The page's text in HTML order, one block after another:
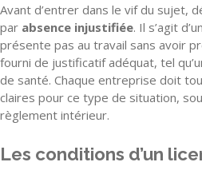
Avant d’entrer dans le vif du sujet,
par absence injustifiée. Il s’agit
présente pas au travail sans avoir
fourni de justificatif adéquat, tel
de santé. Chaque entreprise doit
claires pour ce type de situation,
règlement intérieur.
Les conditions d’un